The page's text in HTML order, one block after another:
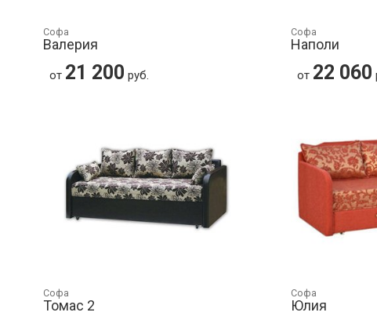
Софа
Валерия
от 21 200 руб.
Софа
Наполи
от 22 060
Софа
Томас 2
Софа
Юлия